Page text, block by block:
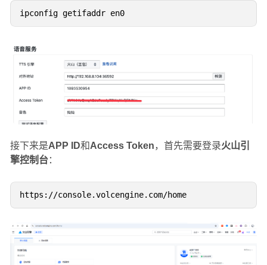
ipconfig getifaddr en0
接下来是APP ID和Access Token，首先需要登录火山引
擎控制台：
https://console.volcengine.com/home